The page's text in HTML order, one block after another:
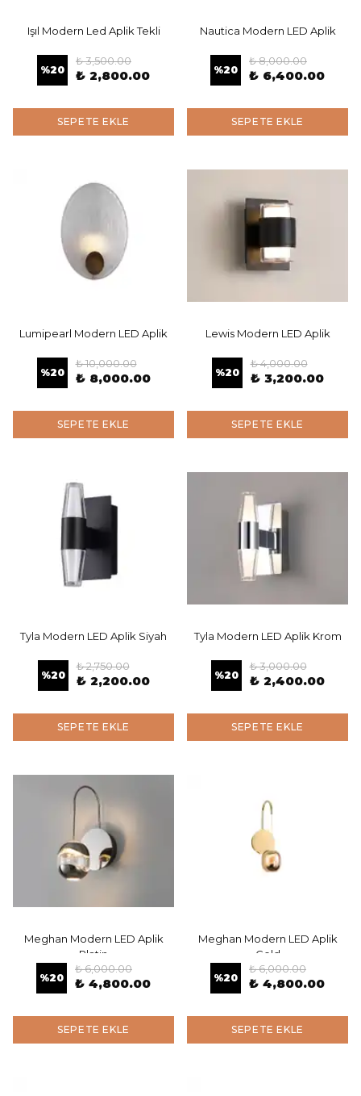
Işıl Modern Led Aplik Tekli
%20
₺ 3,500.00
₺ 2,800.00
SEPETE EKLE
Nautica Modern LED Aplik
%20
₺ 8,000.00
₺ 6,400.00
SEPETE EKLE
Lumipearl Modern LED Aplik
%20
₺ 10,000.00
₺ 8,000.00
SEPETE EKLE
Lewis Modern LED Aplik
%20
₺ 4,000.00
₺ 3,200.00
SEPETE EKLE
Tyla Modern LED Aplik Siyah
%20
₺ 2,750.00
₺ 2,200.00
SEPETE EKLE
Tyla Modern LED Aplik Krom
%20
₺ 3,000.00
₺ 2,400.00
SEPETE EKLE
Meghan Modern LED Aplik
Platin
%20
₺ 6,000.00
₺ 4,800.00
SEPETE EKLE
Meghan Modern LED Aplik
Gold
%20
₺ 6,000.00
₺ 4,800.00
SEPETE EKLE